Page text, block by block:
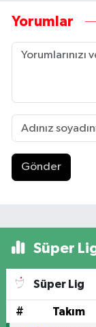
Yorumlar
Gönder
Süper
Süper Lig
# Takım